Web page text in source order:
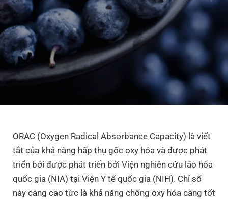
ORAC (Oxygen Radical Absorbance Capacity) là viết
tắt của khả năng hấp thụ gốc oxy hóa và được phát
triển bởi được phát triển bởi Viện nghiên cứu lão hóa
quốc gia (NIA) tại Viện Y tế quốc gia (NIH). Chỉ số
này càng cao tức là khả năng chống oxy hóa càng tốt